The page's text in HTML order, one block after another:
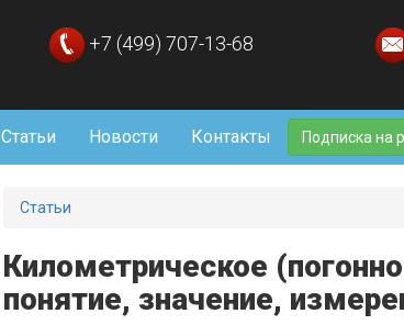
+7 (499) 707-13-68
Статьи Новости Контакты Подписка на
Статьи
Километрическое
понятие, значение,